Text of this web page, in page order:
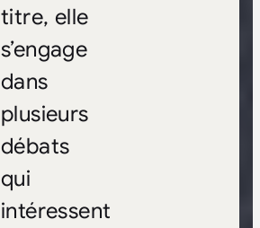
titre, elle
s’engage
dans
plusieurs
débats
qui
intéressent